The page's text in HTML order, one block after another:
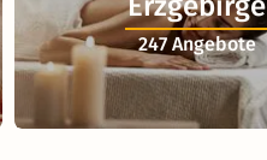
247 Angebote